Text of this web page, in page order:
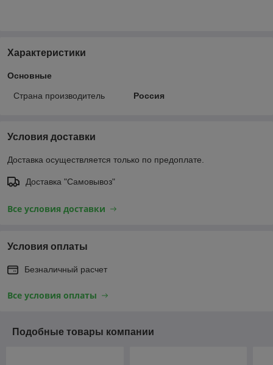
Характеристики
Основные
Страна производитель Россия
Условия доставки
Доставка осуществляется только по предоплате.
Доставка "Самовывоз"
Все условия доставки
Условия оплаты
Безналичный расчет
Все условия оплаты
Подобные товары компании